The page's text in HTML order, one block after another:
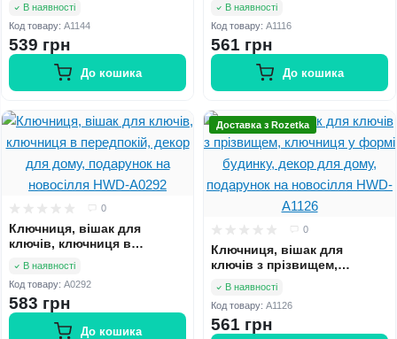
декор для дому, подарунок
на новосілля HWD-A1144
В наявності
Код товару: A1144
539 грн
До кошика
декор для дому, подарунок
на новосілля HWD-A1116
В наявності
Код товару: A1116
561 грн
До кошика
0
Ключниця, вішак для
ключів, ключниця в
дому, подарунок на
новосілля HWD-A0292
В наявності
Код товару: A0292
583 грн
До кошика
Доставка з Rozetka
0
Ключниця, вішак для
ключів з прізвищем,
декор для дому, подарунок
на новосілля HWD-A1126
В наявності
Код товару: A1126
561 грн